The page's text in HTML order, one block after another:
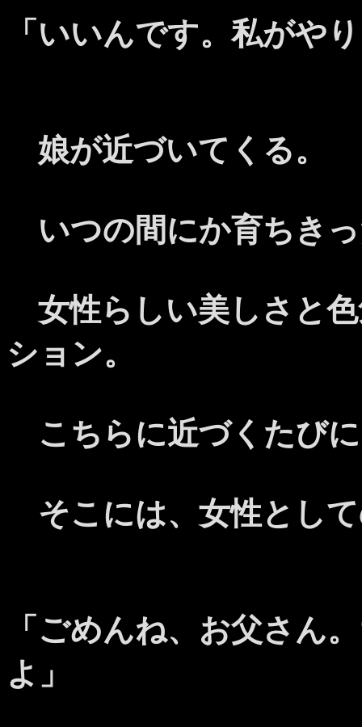
「いいんです。私がや
娘が近づいてくる。
いつの間にか育ちき
女性らしい美しさと
ション。
こちらに近づくたび
そこには、女性とし
「ごめんね、お父さん
よ」